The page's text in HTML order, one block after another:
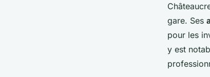
gare. Ses
pour les
y est